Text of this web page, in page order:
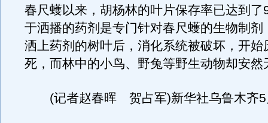
春尺蠖以来，胡杨林的叶片保存率已达到了
于洒播的药剂是专门针对春尺蠖的生物制剂
洒上药剂的树叶后，消化系统被破坏，开始
死，而林中的小鸟、野兔等野生动物却安然
(记者赵春晖 贺占军)新华社乌鲁木齐5